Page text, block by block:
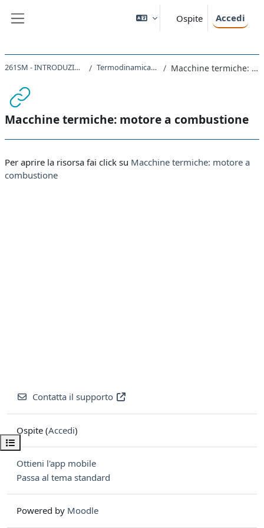
Ospite Accedi
Apri indice del corso
261SM - INTRODUZIONE ALLA FISICA 2020 Termodinamica: secondo principio Macchine termiche: motore a combustione
Macchine termiche: motore a combustione
Per aprire la risorsa fai click su Macchine termiche: motore a
combustione
Contatta il supporto
Ospite (Accedi)
Ottieni l'app mobile
Passa al tema standard
Powered by Moodle